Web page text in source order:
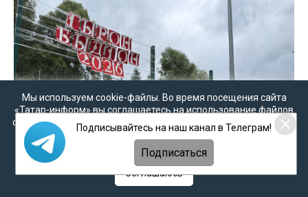
Мы используем cookie-файлы. Во время посещения сайта
«Татар-информ» вы соглашаетесь на использование файлов
cookie в соответствии с настоящим уведомлением, согласием
наобработку персональных данных,Политикой о
персональных данных
Политикой конфиденциальности
Соглашаюсь
Подписывайтесь на наш канал в Телеграм!
Подписаться